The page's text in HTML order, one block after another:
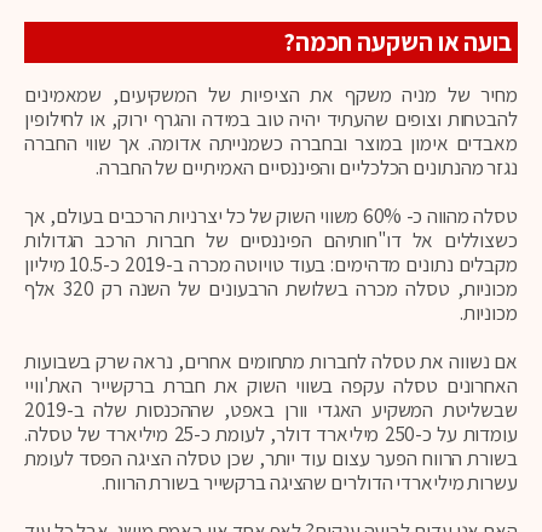
בועה או השקעה חכמה?
מחיר של מניה משקף את הציפיות של המשקיעים, שמאמינים
להבטחות וצופים שהעתיד יהיה טוב במידה והגרף ירוק, או לחילופין
מאבדים אימון במוצר ובחברה כשמנייתה אדומה. אך שווי החברה
נגזר מהנתונים הכלכליים והפיננסיים האמיתיים של החברה.
טסלה מהווה כ- 60% משווי השוק של כל יצרניות הרכבים בעולם, אך
כשצוללים אל דו"חותיהם הפיננסיים של חברות הרכב הגדולות
מקבלים נתונים מדהימים: בעוד טויוטה מכרה ב-2019 כ-10.5 מיליון
מכוניות, טסלה מכרה בשלושת הרבעונים של השנה רק 320 אלף
מכוניות.
אם נשווה את טסלה לחברות מתחומים אחרים, נראה שרק בשבועות
האחרונים טסלה עקפה בשווי השוק את חברת ברקשייר האת'וויי
שבשליטת המשקיע האגדי וורן באפט, שההכנסות שלה ב-2019
עומדות על כ-250 מיליארד דולר, לעומת כ-25 מיליארד של טסלה.
בשורת הרווח הפער עצום עוד יותר, שכן טסלה הציגה הפסד לעומת
עשרות מיליארדי הדולרים שהציגה ברקשייר בשורת הרווח.